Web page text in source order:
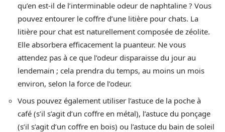
qu’en est-il de l’interminable odeur de naphtaline ? Vous
pouvez entourer le coffre d’une litière pour chats. La
litière pour chat est naturellement composée de zéolite.
Elle absorbera efficacement la puanteur. Ne vous
attendez pas à ce que l’odeur disparaisse du jour au
lendemain ; cela prendra du temps, au moins un mois
environ, selon la force de l’odeur.
Vous pouvez également utiliser l’astuce de la poche à
café (s’il s’agit d’un coffre en métal), l’astuce du ponçage
(s’il s’agit d’un coffre en bois) ou l’astuce du bain de soleil